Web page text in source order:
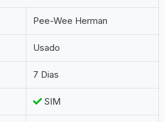
Pee-Wee Herman
Usado
7 Dias
SIM